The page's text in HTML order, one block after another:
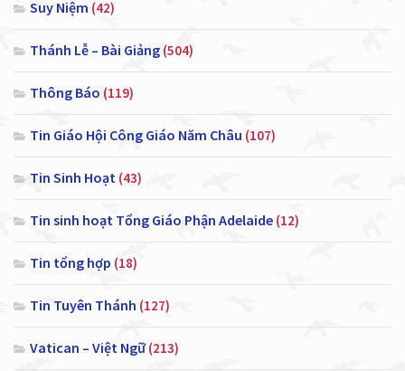
Suy Niệm (42)
Thánh Lễ – Bài Giảng (504)
Thông Báo (119)
Tin Giáo Hội Công Giáo Năm Châu (107)
Tin Sinh Hoạt (43)
Tin sinh hoạt Tổng Giáo Phận Adelaide (12)
Tin tổng hợp (18)
Tin Tuyên Thánh (127)
Vatican – Việt Ngữ(213)